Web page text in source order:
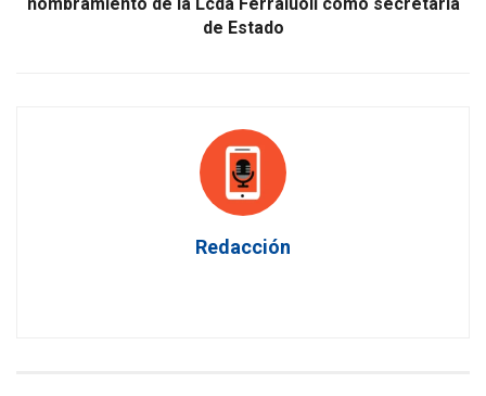
de Estado
Redacción